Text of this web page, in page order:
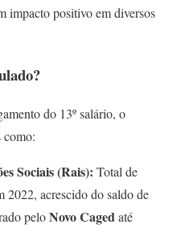
impacto positivo em diversos
do 13º salário, o
como:
Sociais (Rais): Total de
2022, acrescido do saldo de
peloNovo Cagedaté